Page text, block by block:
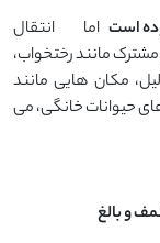
است اما انتقال
مانند رختخواب،
مکان ‌هایی مانند
حیوانات خانگی، می
و بالغ